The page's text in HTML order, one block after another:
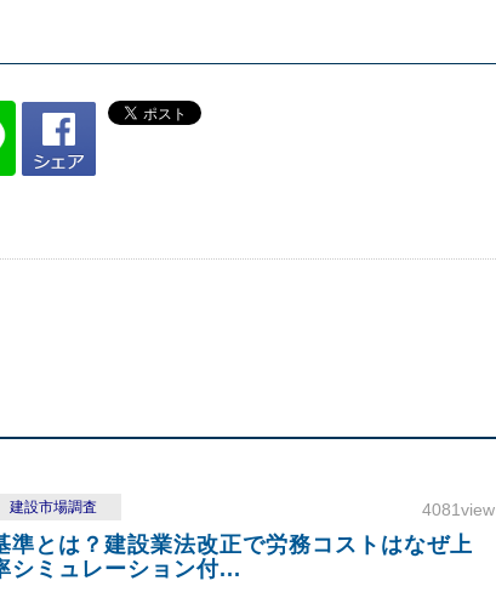
建設市場調査 4081view
準とは？建設業法改正で労務コストはなぜ上
シミュレーション付...